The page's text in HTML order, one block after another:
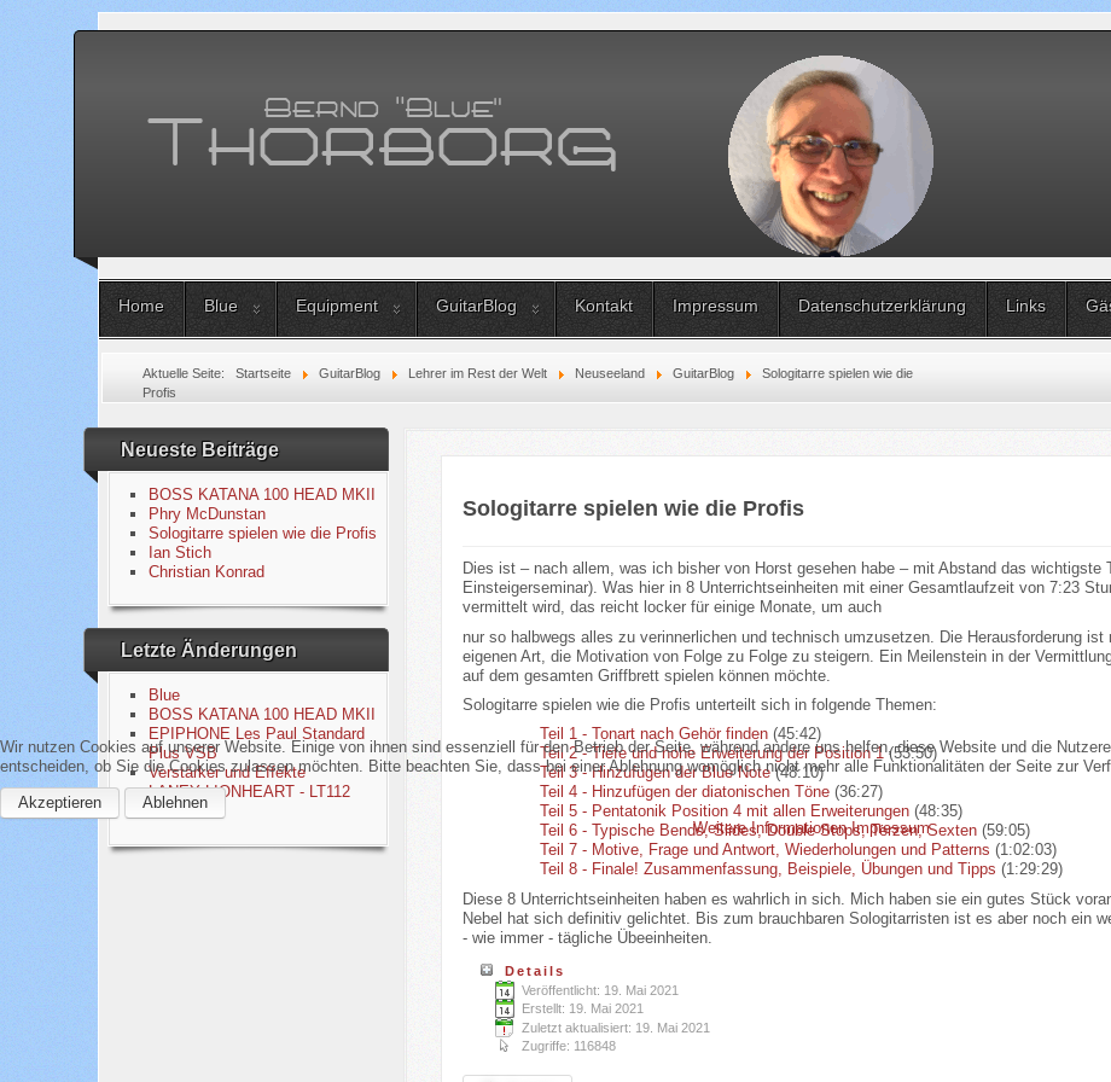
Home Blue Equipment GuitarBlog Kontakt Impressum Datenschutzerklärung Links
Aktuelle Seite:Startseite GuitarBlog Lehrer im Rest der Welt Neuseeland GuitarBlog
Sologitarre spielen wie die
Profis
Neueste Beiträge
BOSS KATANA 100 HEAD MKII
Phry McDunstan
Sologitarre spielen wie die Profis
Ian Stich
Christian Konrad
Letzte Änderungen
Blue
BOSS KATANA 100 HEAD MKII
EPIPHONE Les Paul Standard
Plus VSB
Verstärker und Effekte
LANEY LIONHEART - LT112
CABINET
Sologitarre spielen wie die Profis
Dies ist – nach allem, was ich bisher von Horst gesehen habe – mit Abstand das wichtigste
Einsteigerseminar). Was hier in 8 Unterrichtseinheiten mit einer Gesamtlaufzeit von 7:23
vermittelt wird, das reicht locker für einige Monate, um auch
nur so halbwegs alles zu verinnerlichen und technisch umzusetzen. Die Herausforderung
eigenen Art, die Motivation von Folge zu Folge zu steigern. Ein Meilenstein in der
auf dem gesamten Griffbrett spielen können möchte.
Sologitarre spielen wie die Profis unterteilt sich in folgende Themen:
Teil 1 - Tonart nach Gehör finden(45:42)
Teil 2 - Tiefe und hohe Erweiterung der Position 1(53:50)
Teil 3 - Hinzufügen der Blue Note(48:10)
Teil 4 - Hinzufügen der diatonischen Töne(36:27)
Teil 5 - Pentatonik Position 4 mit allen Erweiterungen(48:35)
Teil 6 - Typische Bends, Slides, Double Stops, Terzen, Sexten(59:05)
Teil 7 - Motive, Frage und Antwort, Wiederholungen und Patterns (1:02:03)
Teil 8 - Finale! Zusammenfassung, Beispiele, Übungen und Tipps (1:29:29)
Diese 8 Unterrichtseinheiten haben es wahrlich in sich. Mich haben sie ein gutes Stück
Nebel hat sich definitiv gelichtet. Bis zum brauchbaren Sologitarristen ist es aber noch ein
- wie immer - tägliche Übeeinheiten.
Details
Veröffentlicht: 19. Mai 2021
Erstellt: 19. Mai 2021
Zuletzt aktualisiert: 19. Mai 2021
Zugriffe: 116848
Wir nutzen Cookies auf unserer Website. Einige von ihnen sind essenziell für den Betrieb der Seite, während andere uns helfen, diese Website und die
entscheiden, ob Sie die Cookies zulassen möchten. Bitte beachten Sie, dass bei einer Ablehnung womöglich nicht mehr alle Funktionalitäten der Seite zur
Akzeptieren
Ablehnen
Weitere Informationen Impressum